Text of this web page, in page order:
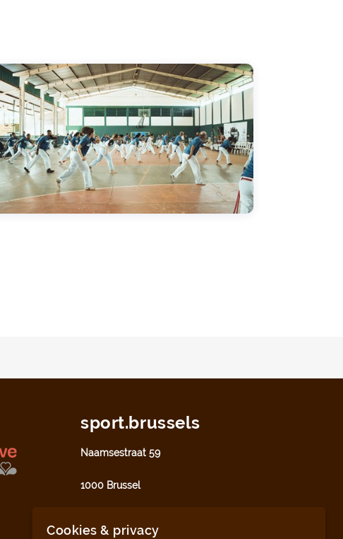
sport.brussels
Naamsestraat 59
1000 Brussel
Cookies & privacy